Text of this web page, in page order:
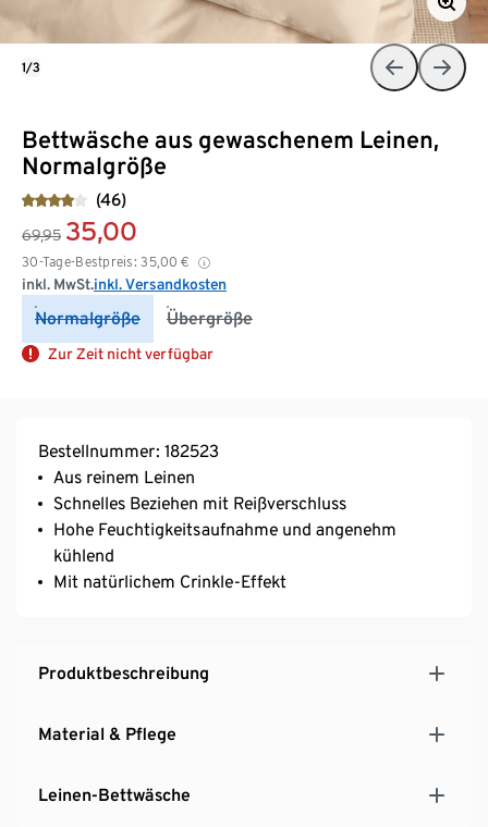
Bettwäsche aus gewaschenem Leinen,
Normalgröße
(46)
69,95 35,00
30-Tage-Bestpreis: 35,00 €
inkl. MwSt.inkl. Versandkosten
Normalgröße Übergröße
Zur Zeit nicht verfügbar
1/3
Bestellnummer: 182523
Aus reinem Leinen
Schnelles Beziehen mit Reißverschluss
Hohe Feuchtigkeitsaufnahme und angenehm
kühlend
Mit natürlichem Crinkle-Effekt
Produktbeschreibung
Material & Pflege
Leinen-Bettwäsche